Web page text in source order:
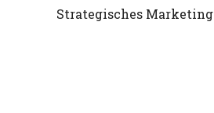
Strategisches Marketing